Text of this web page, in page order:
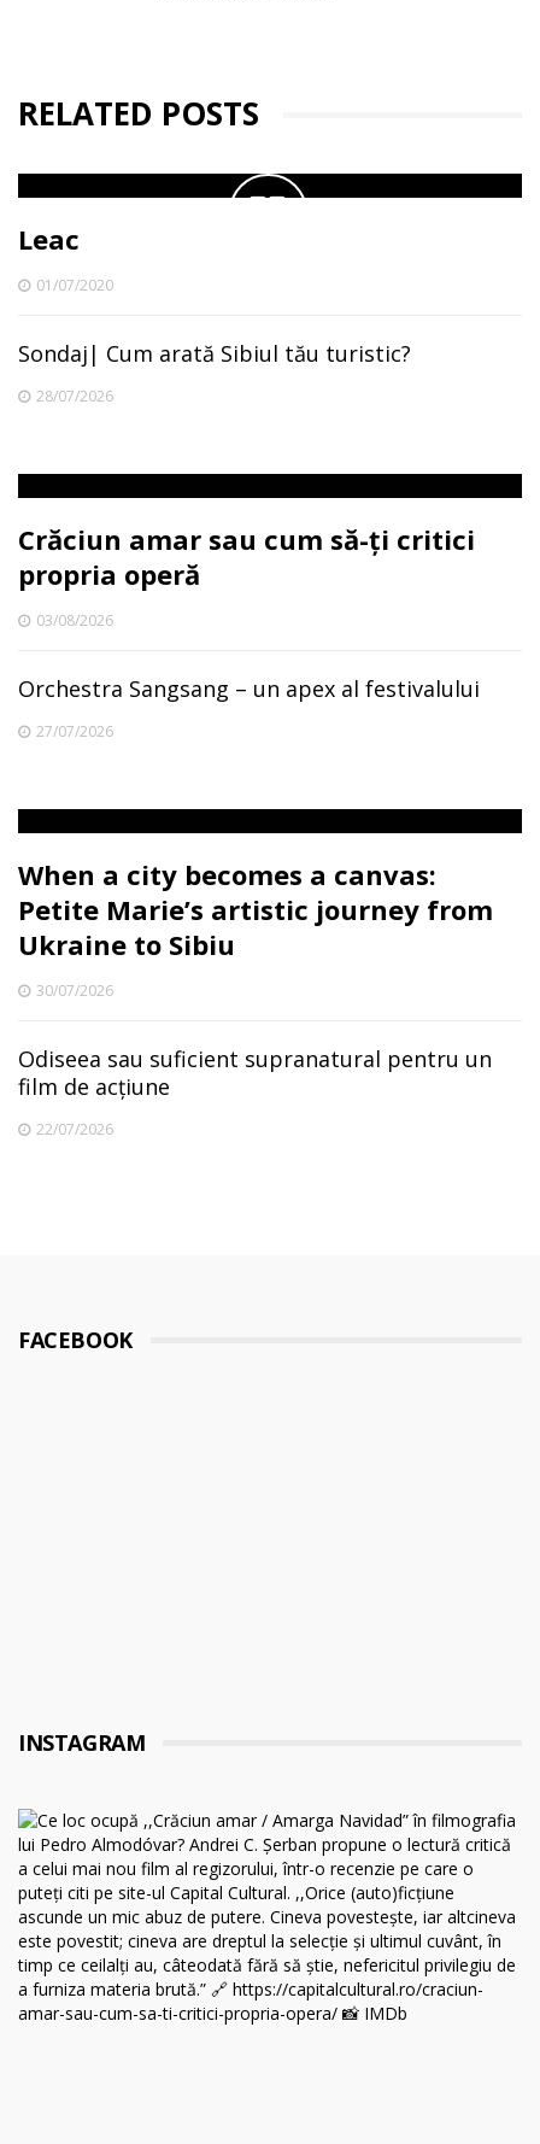
RELATED POSTS
Leac
01/07/2020
Sondaj| Cum arată Sibiul tău turistic?
28/07/2026
Crăciun amar sau cum să-ți critici
propria operă
03/08/2026
Orchestra Sangsang – un apex al festivalului
27/07/2026
When a city becomes a canvas:
Petite Marie’s artistic journey from
Ukraine to Sibiu
30/07/2026
Odiseea sau suficient supranatural pentru un
film de acțiune
22/07/2026
FACEBOOK
INSTAGRAM